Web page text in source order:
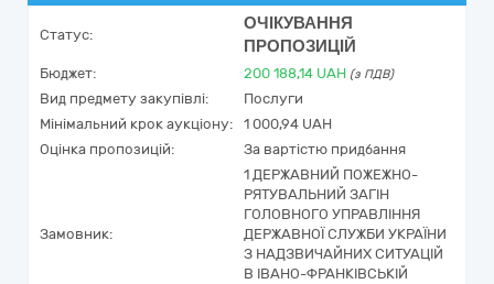
Статус:
ОЧІКУВАННЯ
ПРОПОЗИЦІЙ
Бюджет: 200 188,14 UAH (з ПДВ)
Вид предмету закупівлі:
Послуги
Мінімальний крок аукціону:
1 000,94 UAH
Оцінка пропозицій:
За вартістю придбання
Замовник:
1 ДЕРЖАВНИЙ ПОЖЕЖНО-
РЯТУВАЛЬНИЙ ЗАГІН
ГОЛОВНОГО УПРАВЛІННЯ
ДЕРЖАВНОЇ СЛУЖБИ УКРАЇНИ
З НАДЗВИЧАЙНИХ СИТУАЦІЙ
В ІВАНО-ФРАНКІВСЬКІЙ